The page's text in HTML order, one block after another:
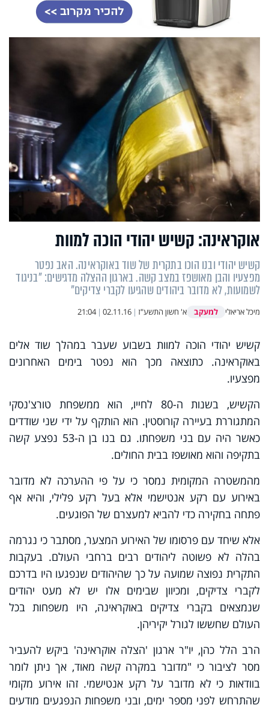
אוקראינה: קשיש יהודי הוכה למוות
קשיש יהודי ובנו הוכו בתקרית של שוד באוקראינה. האב נפטר
מפצעיו והבן מאושפז במצב קשה. בארגון ההצלה מדגישים: "בניגוד
לשמועות, לא מדובר ביהודים שהגיעו לקברי צדיקים"
מיכל אריאלי למעקב א' חשון התשע"ז |
02.11.16
|
21:04
קשיש יהודי הוכה למוות בשבוע שעבר במהלך שוד אלים
באוקראינה. כתוצאה מכך הוא נפטר בימים האחרונים
מפצעיו.
הקשיש, בשנות ה-80 לחייו, הוא ממשפחת טורצ'נסקי
המתגוררת בעיירה קורוסטין. הוא הותקף על ידי שני שודדים
כאשר היה עם בני משפחתו. גם בנו בן ה-53 נפצע קשה
בתקיפה והוא מאושפז בבית החולים.
מהמשטרה המקומית נמסר כי על פי ההערכה לא מדובר
באירוע עם רקע אנטישמי אלא בעל רקע פלילי, והיא אף
פתחה בחקירה כדי להביא למעצרם של הפוגעים.
אלא שיחד עם פרסומו של האירוע המצער, מסתבר כי נגרמה
בהלה לא פשוטה ליהודים רבים ברחבי העולם. בעקבות
התקרית נפוצה שמועה על כך שהיהודים שנפגעו היו בדרכם
לקברי צדיקים, ומכיוון שבימים אלו יש לא מעט יהודים
שנמצאים בקברי צדיקים באוקראינה, היו משפחות בכל
העולם שחששו לגורל יקיריהן.
הרב הלל כהן, יו"ר ארגון 'הצלה אוקראינה' ביקש להעביר
מסר לציבור כי "מדובר במקרה קשה מאוד, אך ניתן לומר
בוודאות כי לא מדובר על רקע אנטישמי. זהו אירוע מקומי
שהתרחש לפני מספר ימים, ובני משפחות הנפגעים מודעים